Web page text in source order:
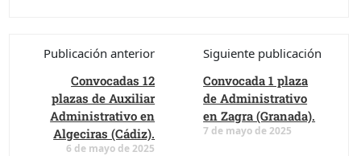
Publicación anterior
Convocadas 12
plazas de Auxiliar
Administrativo en
Algeciras (Cádiz).
6 de mayo de 2025
Siguiente publicación
Convocada 1 plaza
de Administrativo
en Zagra (Granada).
7 de mayo de 2025